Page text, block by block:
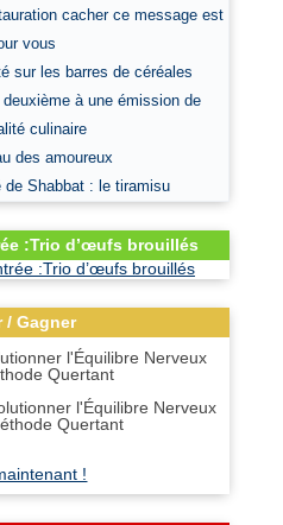
cacher ce message est
vous
sur les barres de céréales
à une émission de
culinaire
des amoureux
de Shabbat : le tiramisu
:Trio d’œufs brouillés
/ Gagner
l'Équilibre Nerveux
Quertant
!